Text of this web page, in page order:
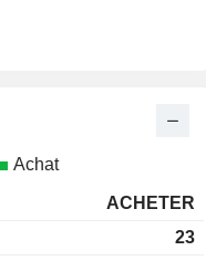
Achat
ACHETER
23